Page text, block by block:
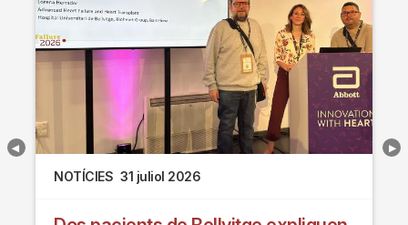
NOTÍCIES 31 juliol 2026